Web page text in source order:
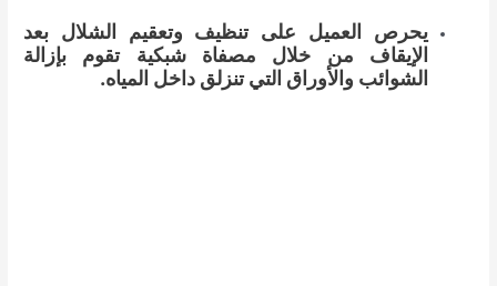
يحرص العميل على تنظيف وتعقيم الشلال بعد
الإيقاف من خلال مصفاة شبكية تقوم بإزالة
الشوائب والأوراق التي تنزلق داخل المياه.